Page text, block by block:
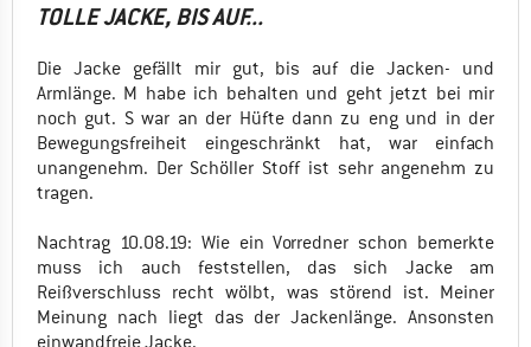
TOLLE JACKE, BIS AUF...
Die Jacke gefällt mir gut, bis auf die Jacken- und
Armlänge. M habe ich behalten und geht jetzt bei mir
noch gut. S war an der Hüfte dann zu eng und in der
Bewegungsfreiheit eingeschränkt hat, war einfach
unangenehm. Der Schöller Stoff ist sehr angenehm zu
tragen.
Nachtrag 10.08.19: Wie ein Vorredner schon bemerkte
muss ich auch feststellen, das sich Jacke am
Reißverschluss recht wölbt, was störend ist. Meiner
Meinung nach liegt das der Jackenlänge. Ansonsten
einwandfreie Jacke.